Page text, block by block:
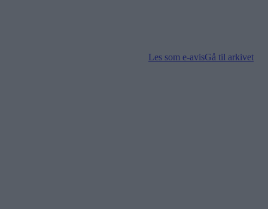
Les som e-avisGå til arkivet